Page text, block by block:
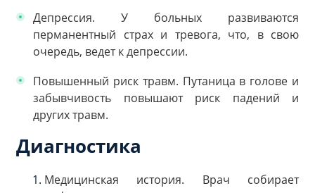
Депрессия. У больных развиваются
перманентный страх и тревога, что, в свою
очередь, ведет к депрессии.
Повышенный риск травм. Путаница в голове и
забывчивость повышают риск падений и
других травм.
Диагностика
Медицинская история. Врач собирает